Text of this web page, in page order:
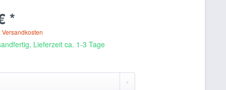
*
Versandkosten
Lieferzeit ca. 1-3 Tage